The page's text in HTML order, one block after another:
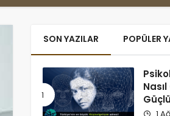
SON YAZILAR POPÜLER
1